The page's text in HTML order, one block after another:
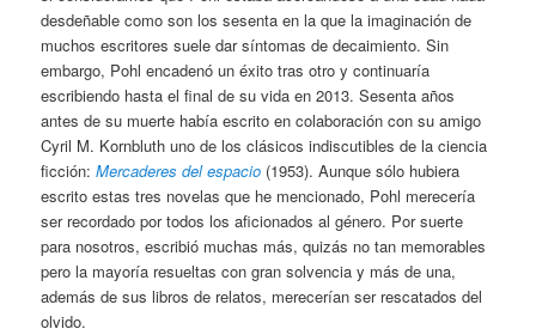
desdeñable como son los sesenta en la que la imaginación de
muchos escritores suele dar síntomas de decaimiento. Sin
embargo, Pohl encadenó un éxito tras otro y continuaría
escribiendo hasta el final de su vida en 2013. Sesenta años
antes de su muerte había escrito en colaboración con su amigo
Cyril M. Kornbluth uno de los clásicos indiscutibles de la ciencia
ficción:Mercaderes del espacio (1953). Aunque sólo hubiera
escrito estas tres novelas que he mencionado, Pohl merecería
ser recordado por todos los aficionados al género. Por suerte
para nosotros, escribió muchas más, quizás no tan memorables
pero la mayoría resueltas con gran solvencia y más de una,
además de sus libros de relatos, merecerían ser rescatados del
olvido.